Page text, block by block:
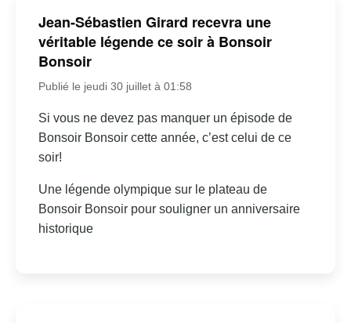
Jean-Sébastien Girard recevra une
véritable légende ce soir à Bonsoir
Bonsoir
Publié le jeudi 30 juillet à 01:58
Si vous ne devez pas manquer un épisode de
Bonsoir Bonsoir cette année, c’est celui de ce
soir!
Une légende olympique sur le plateau de
Bonsoir Bonsoir pour souligner un anniversaire
historique